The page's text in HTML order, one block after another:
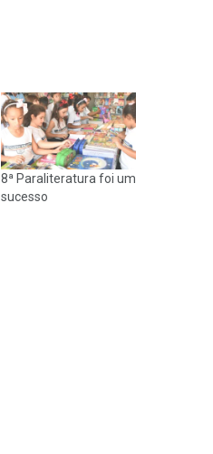
8ª Paraliteratura foi um
sucesso